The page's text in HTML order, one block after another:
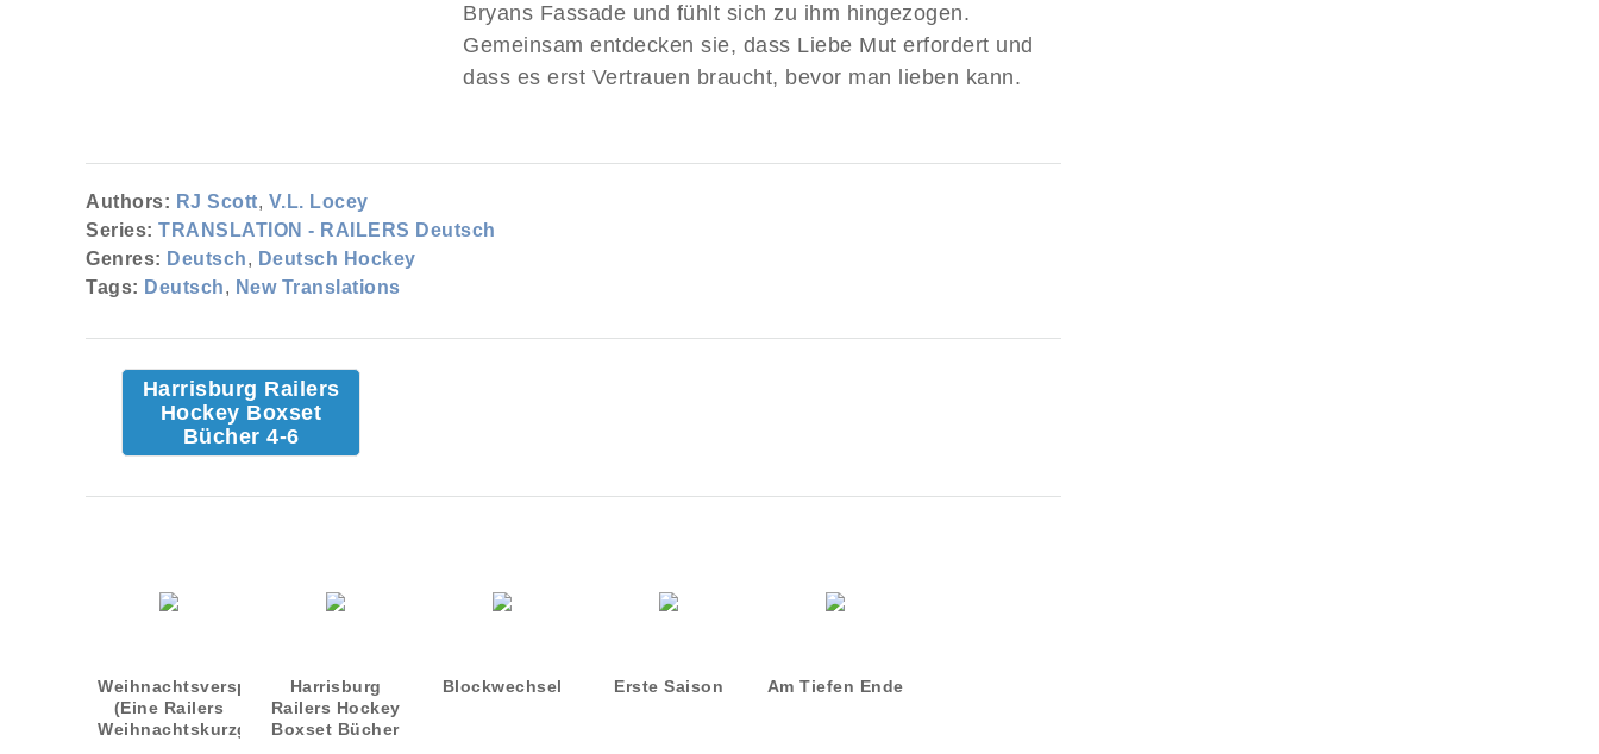
Bryans Fassade und fühlt sich zu ihm hingezogen.
Gemeinsam entdecken sie, dass Liebe Mut erfordert und
dass es erst Vertrauen braucht, bevor man lieben kann.
Authors: RJ Scott, V.L. Locey
Series: TRANSLATION - RAILERS Deutsch
Genres: Deutsch, Deutsch Hockey
Tags: Deutsch, New Translations
Harrisburg Railers
Hockey Boxset
Bücher 4-6
Weihnachtsversprechen
(Eine Railers
Weihnachtskurzgeschichte)
Harrisburg
Railers Hockey
Boxset Bücher
Blockwechsel Erste Saison Am Tiefen Ende